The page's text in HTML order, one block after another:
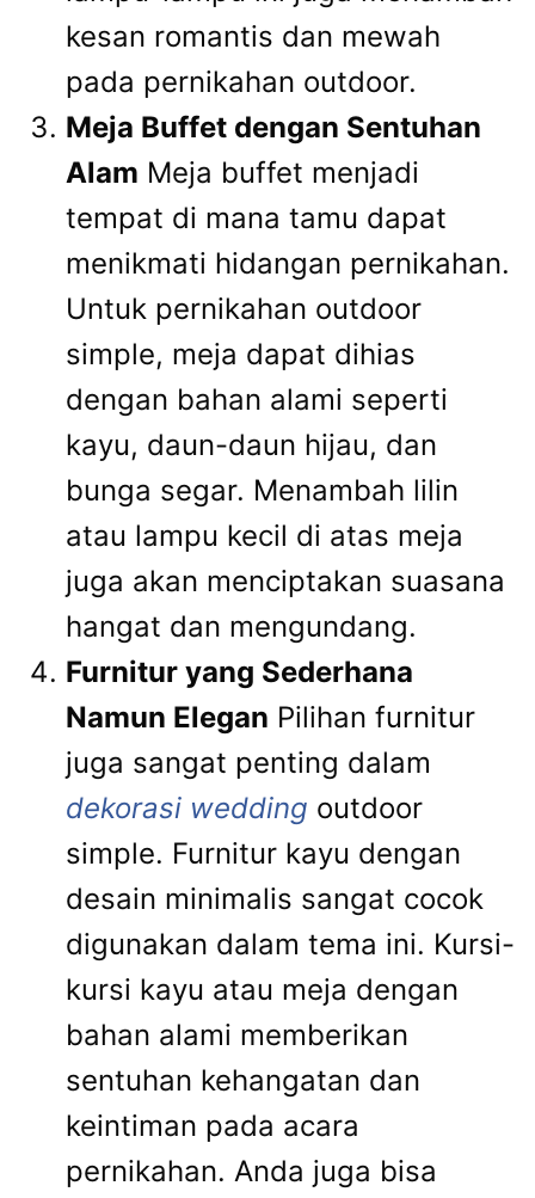
kesan romantis dan mewah
pada pernikahan outdoor.
Meja Buffet dengan Sentuhan
Alam Meja buffet menjadi
tempat di mana tamu dapat
menikmati hidangan pernikahan.
Untuk pernikahan outdoor
simple, meja dapat dihias
dengan bahan alami seperti
kayu, daun-daun hijau, dan
bunga segar. Menambah lilin
atau lampu kecil di atas meja
juga akan menciptakan suasana
hangat dan mengundang.
Furnitur yang Sederhana
Namun Elegan Pilihan furnitur
juga sangat penting dalam
dekorasi wedding outdoor
simple. Furnitur kayu dengan
desain minimalis sangat cocok
digunakan dalam tema ini. Kursi-
kursi kayu atau meja dengan
bahan alami memberikan
sentuhan kehangatan dan
keintiman pada acara
pernikahan. Anda juga bisa